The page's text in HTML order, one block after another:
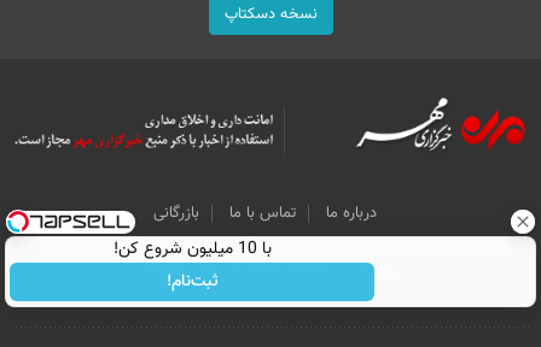
نسخه دسکتاپ
درباره ما تماس با ما
بازرگانی
All Content by Mehr News Agency is licensed under a Creative Commons
Attribution 4.0 International License.
با 10 میلیون شروع کن!
ثبت‌نام!